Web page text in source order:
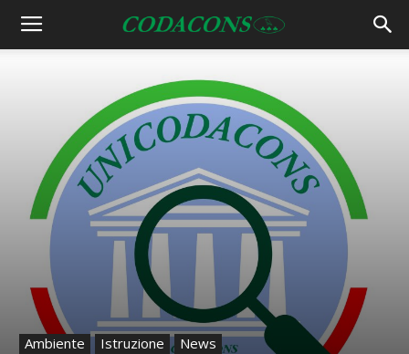
Ambiente Istruzione News